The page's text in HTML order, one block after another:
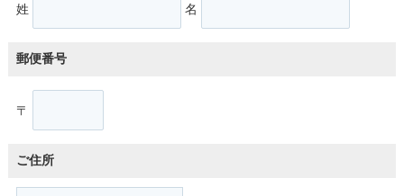
姓 名
郵便番号
〒
ご住所